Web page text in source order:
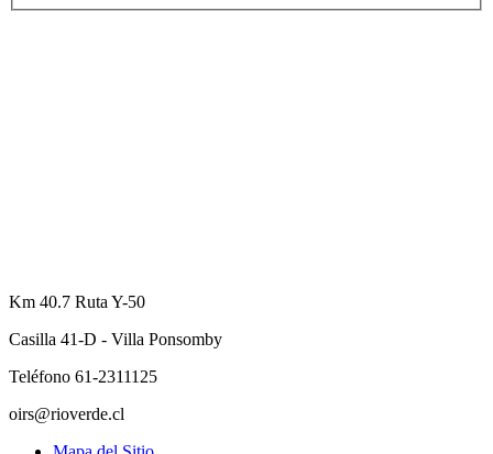
Km 40.7 Ruta Y-50
Casilla 41-D - Villa Ponsomby
Teléfono 61-2311125
oirs@rioverde.cl